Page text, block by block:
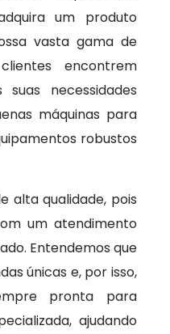
um produto
vasta gama de
encontrem
suas necessidades
máquinas para
robustos
alta qualidade, pois
um atendimento
Entendemos que
únicas e, por isso,
pronta para
ajudando